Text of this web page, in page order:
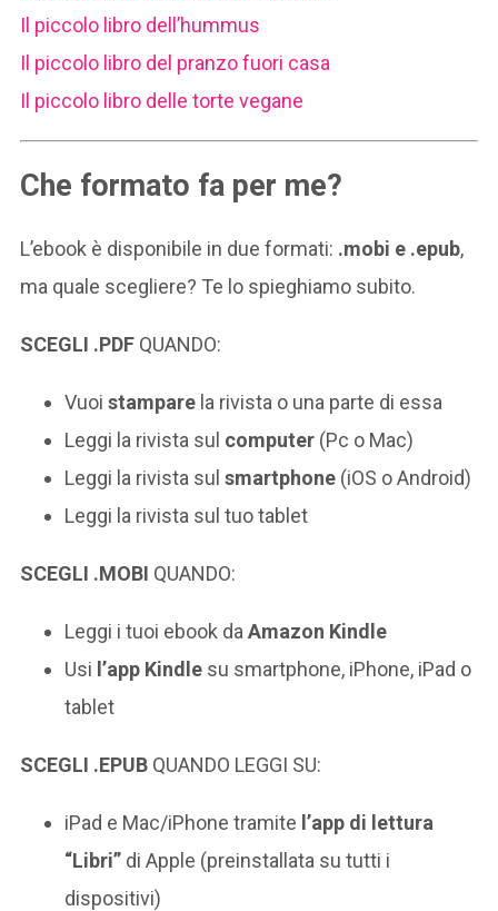
Il piccolo libro dell’hummus
Il piccolo libro del pranzo fuori casa
​Il piccolo libro delle torte vegane
Che formato fa per me?
L’ebook è disponibile in due formati: .mobi e .epub,
ma quale scegliere? Te lo spieghiamo subito.
SCEGLI .PDF QUANDO:
Vuoi stampare la rivista o una parte di essa
Leggi la rivista sul computer (Pc o Mac)
Leggi la rivista sul smartphone (iOS o Android)
Leggi la rivista sul tuo tablet
SCEGLI .MOBI QUANDO:
Leggi i tuoi ebook da Amazon Kindle
Usi l’app Kindle su smartphone, iPhone, iPad o
tablet
SCEGLI .EPUB QUANDO LEGGI SU:
iPad e Mac/iPhone tramite l’app di lettura
“Libri” di Apple (preinstallata su tutti i
dispositivi)